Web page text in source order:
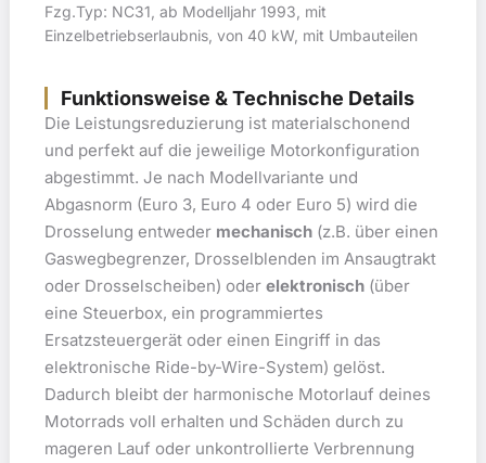
Fzg.Typ: NC31, ab Modelljahr 1993, mit
Einzelbetriebserlaubnis, von 40 kW, mit Umbauteilen
Funktionsweise & Technische Details
Die Leistungsreduzierung ist materialschonend
und perfekt auf die jeweilige Motorkonfiguration
abgestimmt. Je nach Modellvariante und
Abgasnorm (Euro 3, Euro 4 oder Euro 5) wird die
Drosselung entweder mechanisch (z.B. über einen
Gaswegbegrenzer, Drosselblenden im Ansaugtrakt
oder Drosselscheiben) oder elektronisch (über
eine Steuerbox, ein programmiertes
Ersatzsteuergerät oder einen Eingriff in das
elektronische Ride-by-Wire-System) gelöst.
Dadurch bleibt der harmonische Motorlauf deines
Motorrads voll erhalten und Schäden durch zu
mageren Lauf oder unkontrollierte Verbrennung